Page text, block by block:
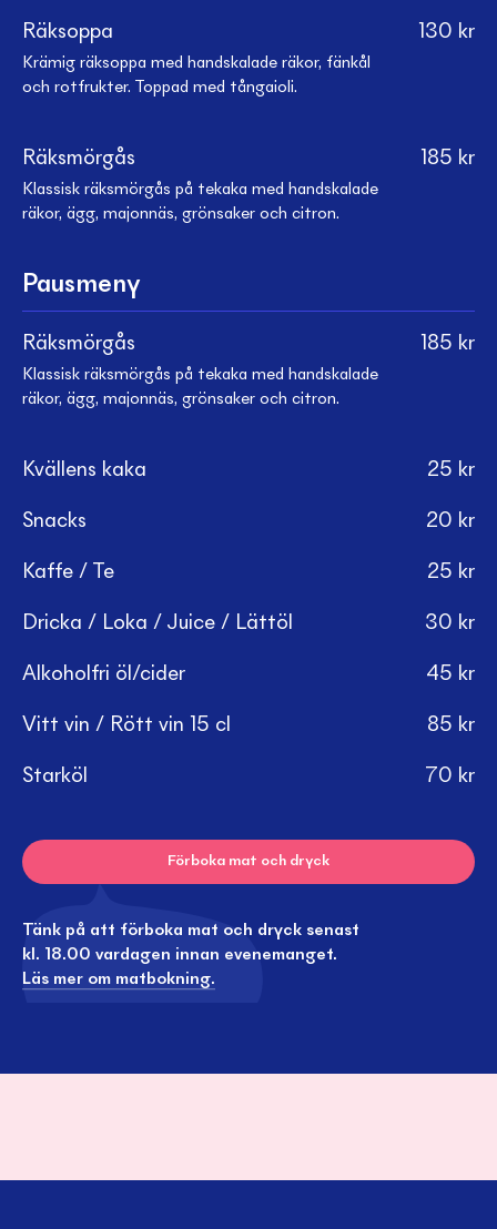
Räksoppa 130 kr
Krämig räksoppa med handskalade räkor, fänkål
och rotfrukter. Toppad med tångaioli.
Räksmörgås 185 kr
Klassisk räksmörgås på tekaka med handskalade
räkor, ägg, majonnäs, grönsaker och citron.
Pausmeny
Räksmörgås 185 kr
Klassisk räksmörgås på tekaka med handskalade
räkor, ägg, majonnäs, grönsaker och citron.
Kvällens kaka 25 kr
Snacks 20 kr
Kaffe / Te 25 kr
Dricka / Loka / Juice / Lättöl 30 kr
Alkoholfri öl/cider 45 kr
Vitt vin / Rött vin 15 cl 85 kr
Starköl 70 kr
Förboka mat och dryck
Tänk på att förboka mat och dryck senast
kl. 18.00 vardagen innan evenemanget.
Läs mer om matbokning.